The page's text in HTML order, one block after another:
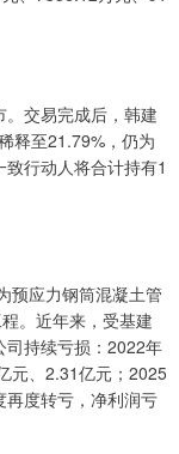
交易完成后，韩建
释至21.79%，仍为
行动人将合计持有1
应力钢筒混凝土管
。近年来，受基建
司持续亏损：2022年
元、2.31亿元；2025
度转亏，净利润亏